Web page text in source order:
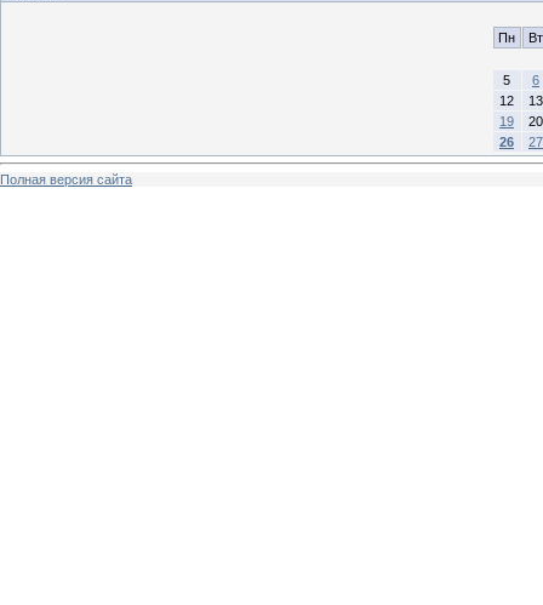
Пн Вт
5
6
12
13
19
20
26
27
Полная версия сайта